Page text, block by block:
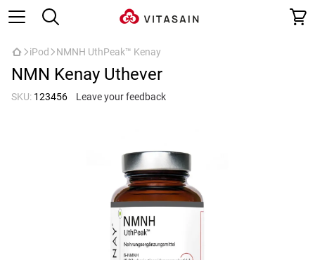
iPod NMNH UthPeak™ Kenay
NMN Kenay Uthever
SKU: 123456 Leave your feedback